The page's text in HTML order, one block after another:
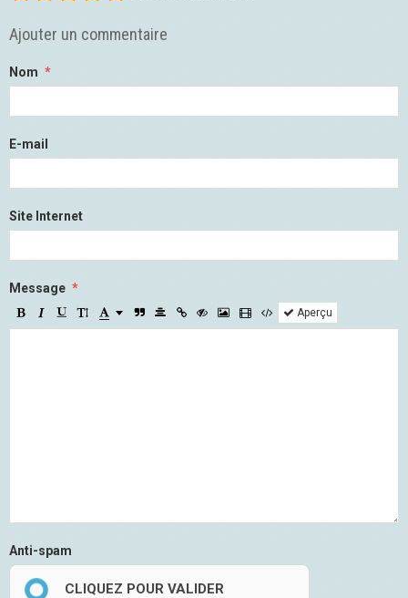
Ajouter un commentaire
Nom
E-mail
Site Internet
Message
Aperçu
Anti-spam
CLIQUEZ POUR VALIDER